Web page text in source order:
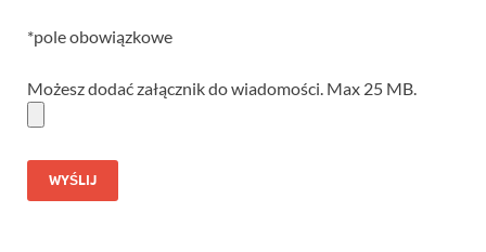
*pole obowiązkowe
Możesz dodać załącznik do wiadomości. Max 25 MB.